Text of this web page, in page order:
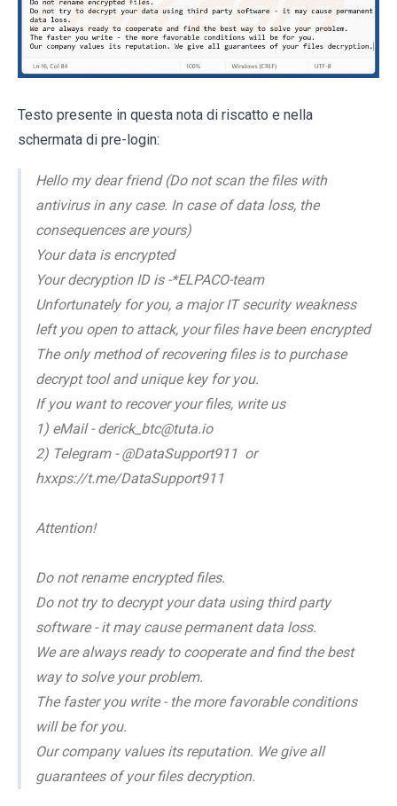
Testo presente in questa nota di riscatto e nella
schermata di pre-login:
Hello my dear friend (Do not scan the files with
antivirus in any case. In case of data loss, the
consequences are yours)
Your data is encrypted
Your decryption ID is -*ELPACO-team
Unfortunately for you, a major IT security weakness
left you open to attack, your files have been encrypted
The only method of recovering files is to purchase
decrypt tool and unique key for you.
If you want to recover your files, write us
1) eMail - derick_btc@tuta.io
2) Telegram - @DataSupport911 or
hxxps://t.me/DataSupport911
Attention!
Do not rename encrypted files.
Do not try to decrypt your data using third party
software - it may cause permanent data loss.
We are always ready to cooperate and find the best
way to solve your problem.
The faster you write - the more favorable conditions
will be for you.
Our company values its reputation. We give all
guarantees of your files decryption.